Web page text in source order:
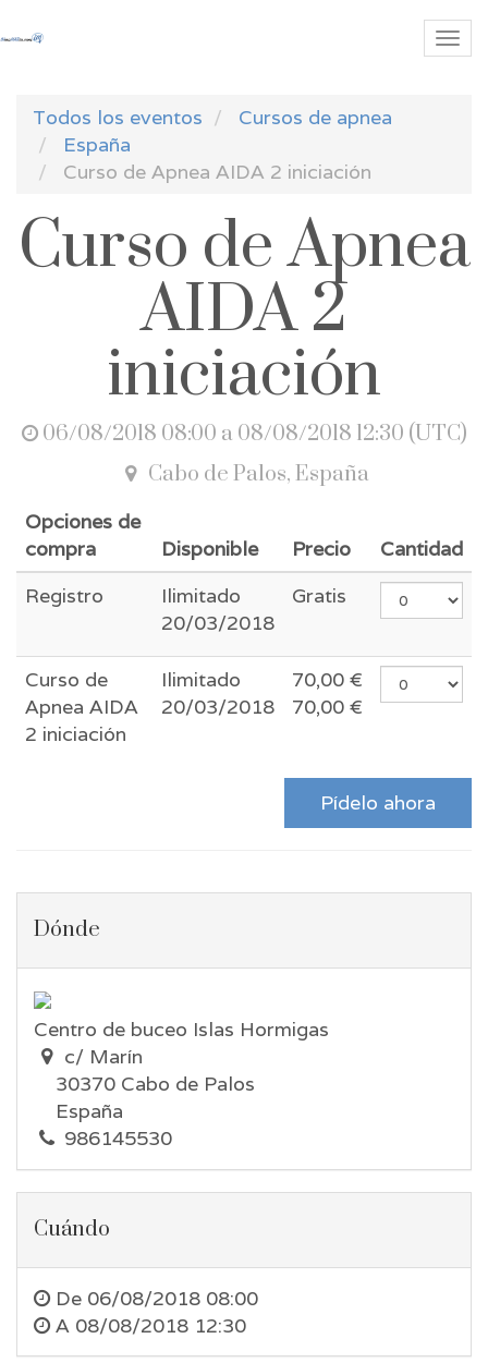
Todos los eventos
Cursos de apnea
España
Curso de Apnea AIDA 2 iniciación
Curso de Apnea
AIDA 2
iniciación
06/08/2018 08:00 a 08/08/2018 12:30 (UTC)
Cabo de Palos,España
Opciones de
compra
Disponible Precio
Cantidad
Registro
Ilimitado
20/03/2018
Gratis
Curso de
Apnea AIDA
2 iniciación
Ilimitado
20/03/2018
70,00 €
70,00 €
Pídelo ahora
Dónde
Centro de buceo Islas Hormigas
c/ Marín
30370 Cabo de Palos
España
986145530
Cuándo
De 06/08/2018 08:00
A 08/08/2018 12:30